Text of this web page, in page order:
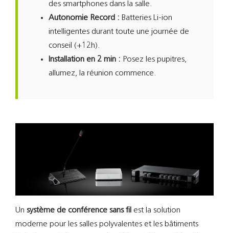
des smartphones dans la salle.
Autonomie Record : Batteries Li-ion
intelligentes durant toute une journée de
conseil (+12h).
Installation en 2 min : Posez les pupitres,
allumez, la réunion commence.
Un système de conférence sans fil est la solution
moderne pour les salles polyvalentes et les bâtiments